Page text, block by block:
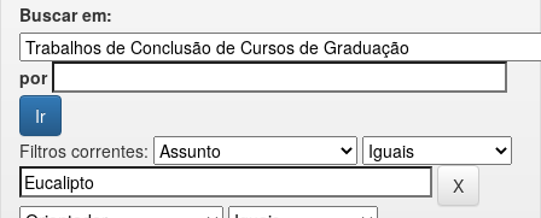
Buscar em:
por
Filtros correntes: